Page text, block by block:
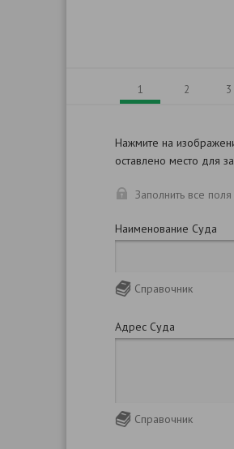
1 2 3
Нажмите на
оставлено место для
Заполнить все
Наименование Суда
Справочник
Адрес Суда
Справочник